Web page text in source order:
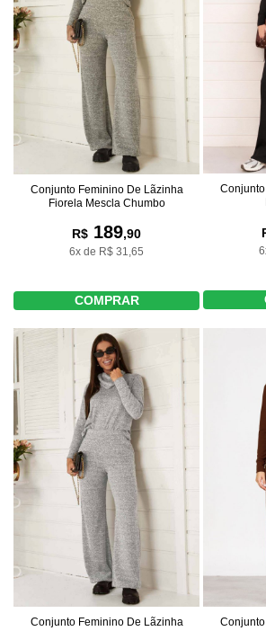
Conjunto Feminino De Lãzinha
Fiorela Mescla Chumbo
R$ 189,90
6x de R$ 31,65
COMPRAR
Conjunto Feminino De Lãzinha